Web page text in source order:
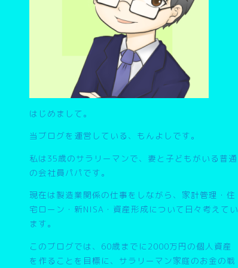
はじめまして。
当ブログを運営している、もんよしです。
私は35歳のサラリーマンで、妻と子どもがいる普通
の会社員パパです。
現在は製造業関係の仕事をしながら、家計管理・住
宅ローン・新NISA・資産形成について日々考えてい
ます。
このブログでは、 60歳までに2000万円の個人資産
を作ること を目標に、サラリーマン家庭のお金の戦